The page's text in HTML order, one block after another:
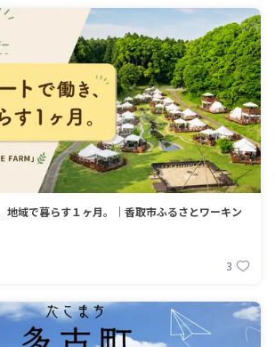
地域で暮らす１ヶ月。｜香取市ふるさとワーキン
3